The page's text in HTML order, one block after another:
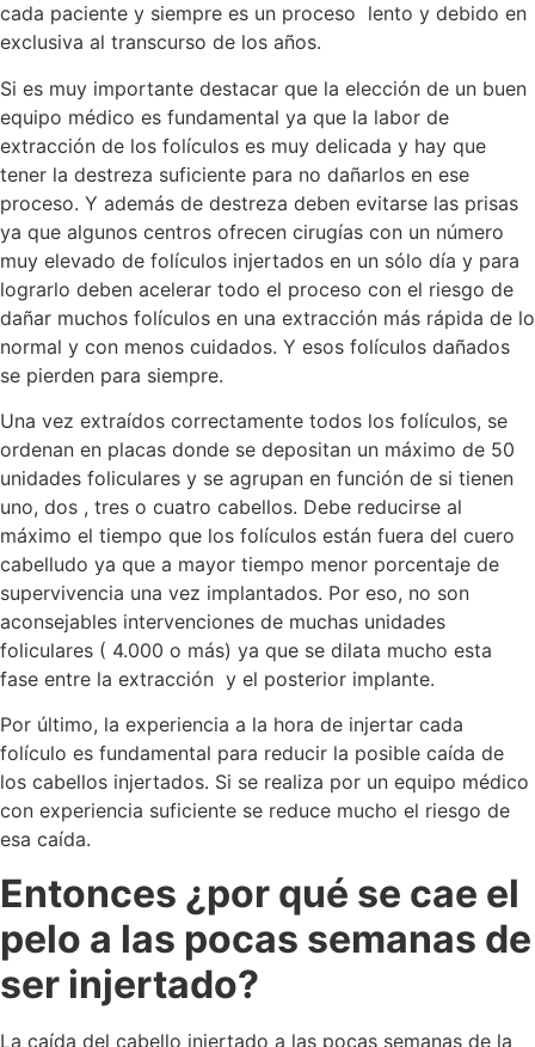
cada paciente y siempre es un proceso lento y debido en
exclusiva al transcurso de los años.
Si es muy importante destacar que la elección de un buen
equipo médico es fundamental ya que la labor de
extracción de los folículos es muy delicada y hay que
tener la destreza suficiente para no dañarlos en ese
proceso. Y además de destreza deben evitarse las prisas
ya que algunos centros ofrecen cirugías con un número
muy elevado de folículos injertados en un sólo día y para
lograrlo deben acelerar todo el proceso con el riesgo de
dañar muchos folículos en una extracción más rápida de lo
normal y con menos cuidados. Y esos folículos dañados
se pierden para siempre.
Una vez extraídos correctamente todos los folículos, se
ordenan en placas donde se depositan un máximo de 50
unidades foliculares y se agrupan en función de si tienen
uno, dos , tres o cuatro cabellos. Debe reducirse al
máximo el tiempo que los folículos están fuera del cuero
cabelludo ya que a mayor tiempo menor porcentaje de
supervivencia una vez implantados. Por eso, no son
aconsejables intervenciones de muchas unidades
foliculares ( 4.000 o más) ya que se dilata mucho esta
fase entre la extracción y el posterior implante.
Por último, la experiencia a la hora de injertar cada
folículo es fundamental para reducir la posible caída de
los cabellos injertados. Si se realiza por un equipo médico
con experiencia suficiente se reduce mucho el riesgo de
esa caída.
Entonces ¿por qué se cae el
pelo a las pocas semanas de
ser injertado?
La caída del cabello injertado a las pocas semanas de la